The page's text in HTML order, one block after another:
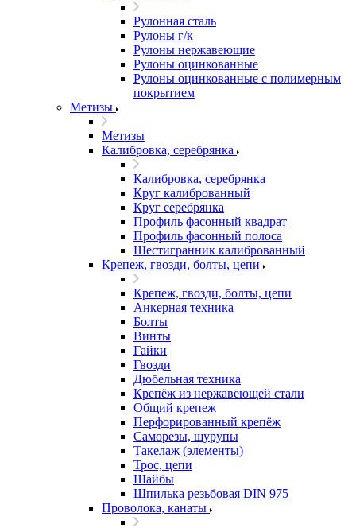
Рулонная сталь
Рулоны г/к
Рулоны нержавеющие
Рулоны оцинкованные
Рулоны оцинкованные с полимерным
покрытием
Метизы
Метизы
Калибровка, серебрянка
Калибровка, серебрянка
Круг калиброванный
Круг серебрянка
Профиль фасонный квадрат
Профиль фасонный полоса
Шестигранник калиброванный
Крепеж, гвозди, болты, цепи
Крепеж, гвозди, болты, цепи
Анкерная техника
Болты
Винты
Гайки
Гвозди
Дюбельная техника
Крепёж из нержавеющей стали
Общий крепеж
Перфорированный крепёж
Саморезы, шурупы
Такелаж (элементы)
Трос, цепи
Шайбы
Шпилька резьбовая DIN 975
Проволока, канаты